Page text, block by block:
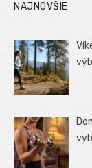
NAJNOVŠIE